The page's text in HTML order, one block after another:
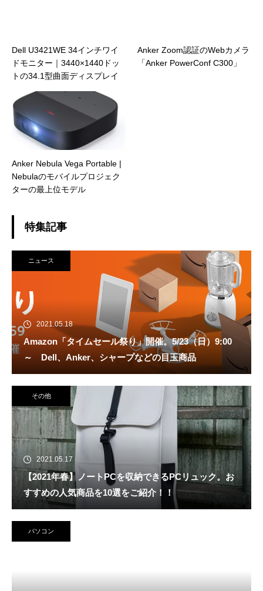
Dell U3421WE 34インチワイ
ドモニター｜3440×1440ドッ
トの34.1型曲面ディスプレイ
Anker Zoom認証のWebカメラ
「Anker PowerConf C300」
Anker Nebula Vega Portable |
Nebulaのモバイルプロジェク
ターの最上位モデル
特集記事
ニュース
2021.05.18
Amazon「タイムセール祭り」開催。5/23（日）9:00
～ Dell、Anker、シャープなどの目玉商品
その他
2021.05.17
【2021年春】ノートPCを収納できるPCリュック。お
すすめの人気商品を10選をご紹介！！
パソコン